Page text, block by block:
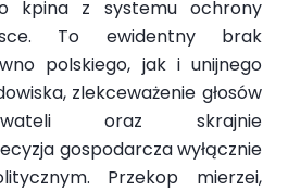
kpina z systemu ochrony
To ewidentny brak
polskiego, jak i unijnego
zlekceważenie głosów
oraz skrajnie
gospodarcza wyłącznie
Przekop mierzei,